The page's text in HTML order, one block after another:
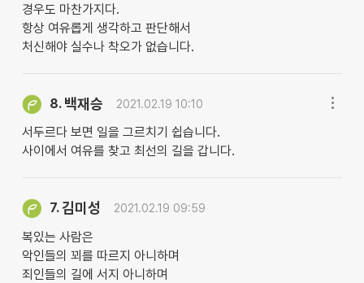
경우도 마찬가지다.
항상 여유롭게 생각하고 판단해서
처신해야 실수나 착오가 없습니다.
8. 백재승 2021.02.19 10:10
서두르다 보면 일을 그르치기 쉽습니다.
사이에서 여유를 찾고 최선의 길을 갑니다.
7.김미성 2021.02.19 09:59
복있는 사람은
악인들의 꾀를 따르지 아니하며
죄인들의 길에 서지 아니하며